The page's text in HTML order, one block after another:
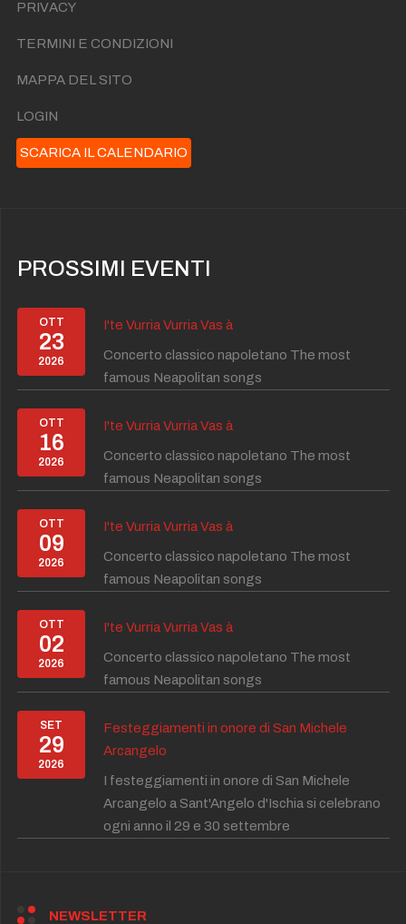
NASCE “FORIO MOOD”: L’ESTATE FORIANA SI
PRIVACY
TERMINI E CONDIZIONI
MAPPA DEL SITO
LOGIN
SCARICA IL CALENDARIO
PROSSIMI EVENTI
OTT
23
2026
I'te Vurria Vurria Vas à
Concerto classico napoletano The most
famous Neapolitan songs
OTT
16
2026
I'te Vurria Vurria Vas à
Concerto classico napoletano The most
famous Neapolitan songs
OTT
09
2026
I'te Vurria Vurria Vas à
Concerto classico napoletano The most
famous Neapolitan songs
OTT
02
2026
I'te Vurria Vurria Vas à
Concerto classico napoletano The most
famous Neapolitan songs
SET
29
2026
Festeggiamenti in onore di San Michele
Arcangelo
I festeggiamenti in onore di San Michele
Arcangelo a Sant'Angelo d'Ischia si celebrano
ogni anno il 29 e 30 settembre
NEWSLETTER